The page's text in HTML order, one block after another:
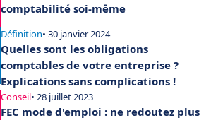
comptabilité soi-même
Définition• 30 janvier 2024
Quelles sont les obligations
comptables de votre entreprise ?
Explications sans complications !
Conseil• 28 juillet 2023
FEC mode d'emploi : ne redoutez plus